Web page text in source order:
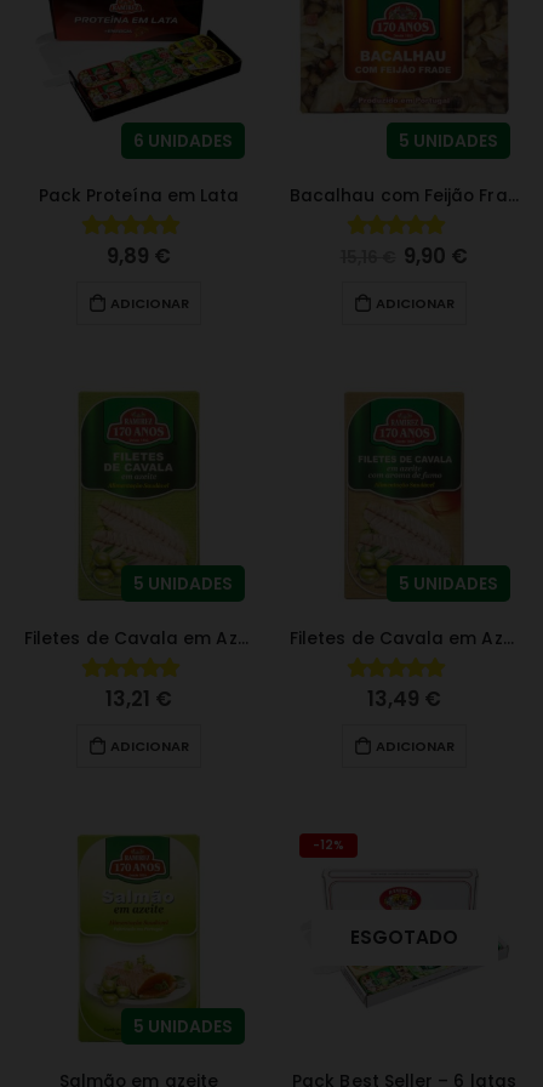
6 UNIDADES
Pack Proteína em Lata
fora de 5
9,89 €
ADICIONAR
5 UNIDADES
Bacalhau com Feijão Frade
fora de 59,90 €
ADICIONAR
5 UNIDADES
Filetes de Cavala em Azeite
fora de 5
13,21 €
ADICIONAR
5 UNIDADES
Filetes de Cavala em Azeite com Aroma de Fumo
4.82fora de 5
13,49 €
ADICIONAR
5 UNIDADES
Salmão em azeite
-12%
ESGOTADO
Pack Best Seller – 6 latas